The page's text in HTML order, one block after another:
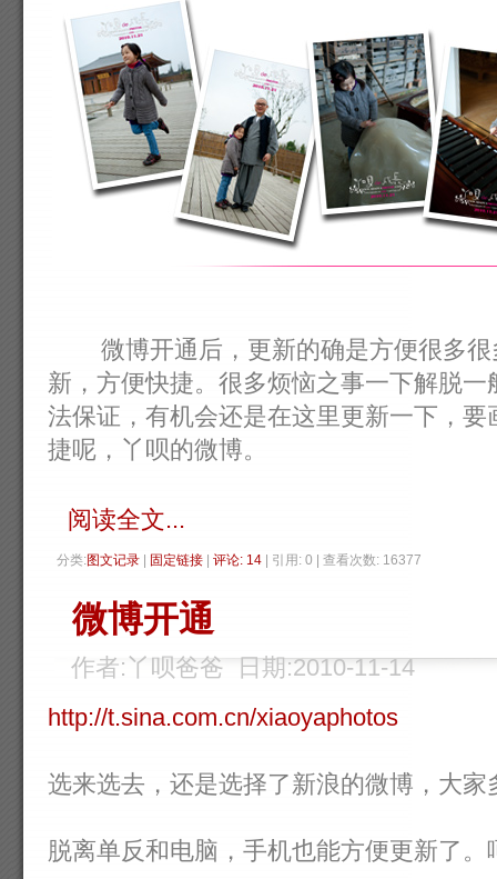
微博开通后，更新的确是方便很多很
新，方便快捷。很多烦恼之事一下解脱
法保证，有机会还是在这里更新一下，
捷呢，丫呗的微博。
阅读全文...
分类:图文记录 固定链接 评论: 14 | 引用: 0 | 查看次数: 16377
微博开通
作者:丫呗爸爸 日期:2010-11-14
http://t.sina.com.cn/xiaoyaphotos
选来选去，还是选择了新浪的微博，大家
脱离单反和电脑，手机也能方便更新了。